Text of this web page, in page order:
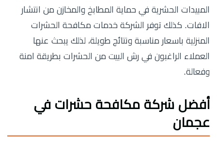
المبيدات الحشرية في حماية المطابخ والمخازن من انتشار
الافات. كذلك توفر الشركة خدمات مكافحة الحشرات
المنزلية باسعار مناسبة ونتائج طويلة، لذلك يبحث عنها
العملاء الراغبون في رش البيت من الحشرات بطريقة امنة
وفعالة.
أفضل شركة مكافحة حشرات في
عجمان